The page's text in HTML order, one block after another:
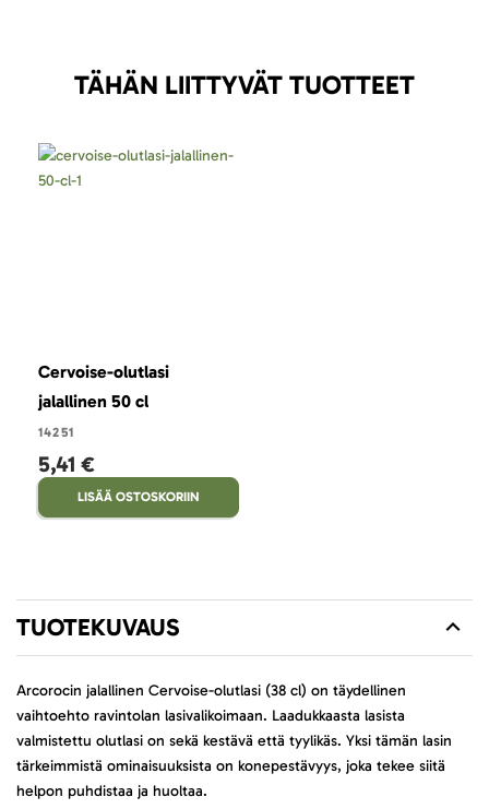
TÄHÄN LIITTYVÄT TUOTTEET
Cervoise-olutlasi
jalallinen 50 cl
14251
5,41 €
LISÄÄ OSTOSKORIIN
TUOTEKUVAUS
Arcorocin jalallinen Cervoise-olutlasi (38 cl) on täydellinen
vaihtoehto ravintolan lasivalikoimaan. Laadukkaasta lasista
valmistettu olutlasi on sekä kestävä että tyylikäs. Yksi tämän lasin
tärkeimmistä ominaisuuksista on konepestävyys, joka tekee siitä
helpon puhdistaa ja huoltaa.